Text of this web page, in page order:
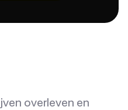
overleven en